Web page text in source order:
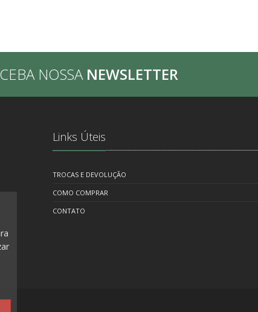
NOSSA NEWSLETTER
Links Úteis
TROCAS E DEVOLUÇÃO
COMO COMPRAR
CONTATO